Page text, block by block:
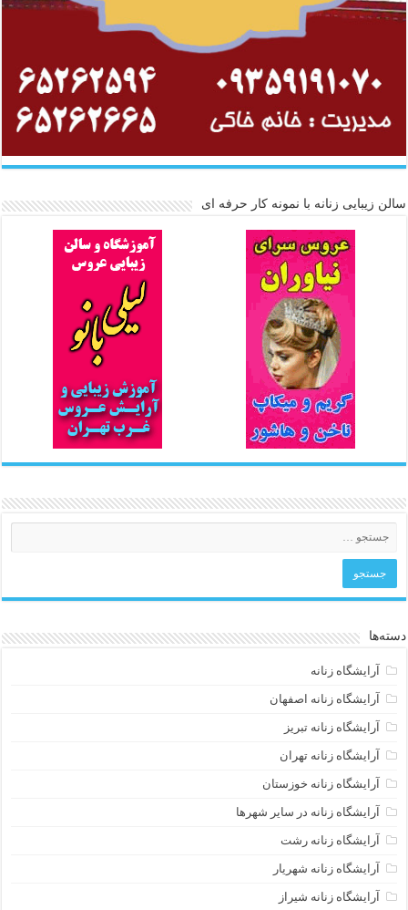
سالن زیبایی زنانه با نمونه کار حرفه ای
دسته‌ها
آرایشگاه زنانه
آرایشگاه زنانه اصفهان
آرایشگاه زنانه تبریز
آرایشگاه زنانه تهران
آرایشگاه زنانه خوزستان
آرایشگاه زنانه در سایر شهرها
آرایشگاه زنانه رشت
آرایشگاه زنانه شهریار
آرایشگاه زنانه شیراز